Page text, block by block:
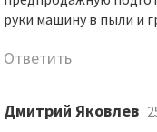
руки машину в пыли и
Ответить
Дмитрий Яковлев